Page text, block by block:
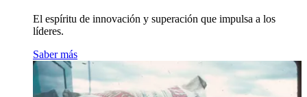
El espíritu de innovación y superación que impulsa a los
líderes.
Saber más